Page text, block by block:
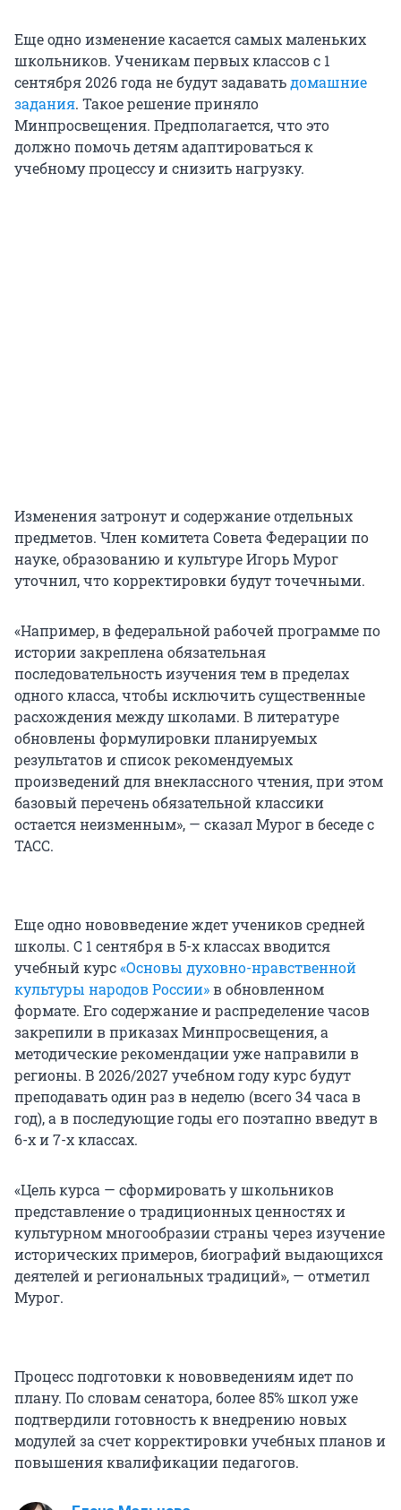
Еще одно изменение касается самых маленьких
школьников. Ученикам первых классов с 1
сентября 2026 года не будут задаватьдомашние
задания. Такое решение приняло
Минпросвещения. Предполагается, что это
должно помочь детям адаптироваться к
учебному процессу и снизить нагрузку.
Изменения затронут и содержание отдельных
предметов. Член комитета Совета Федерации по
науке, образованию и культуре Игорь Мурог
уточнил, что корректировки будут точечными.
«Например, в федеральной рабочей программе по
истории закреплена обязательная
последовательность изучения тем в пределах
одного класса, чтобы исключить существенные
расхождения между школами. В литературе
обновлены формулировки планируемых
результатов и список рекомендуемых
произведений для внеклассного чтения, при этом
базовый перечень обязательной классики
остается неизменным», — сказал Мурог в беседе с
ТАСС.
Еще одно нововведение ждет учеников средней
школы. С 1 сентября в 5-х классах вводится
учебный курс«Основы духовно-нравственной
культуры народов России»в обновленном
формате. Его содержание и распределение часов
закрепили в приказах Минпросвещения, а
методические рекомендации уже направили в
регионы. В 2026/2027 учебном году курс будут
преподавать один раз в неделю (всего 34 часа в
год), а в последующие годы его поэтапно введут в
6-х и 7-х классах.
«Цель курса — сформировать у школьников
представление о традиционных ценностях и
культурном многообразии страны через изучение
исторических примеров, биографий выдающихся
деятелей и региональных традиций», — отметил
Мурог.
Процесс подготовки к нововведениям идет по
плану. По словам сенатора, более 85% школ уже
подтвердили готовность к внедрению новых
модулей за счет корректировки учебных планов и
повышения квалификации педагогов.